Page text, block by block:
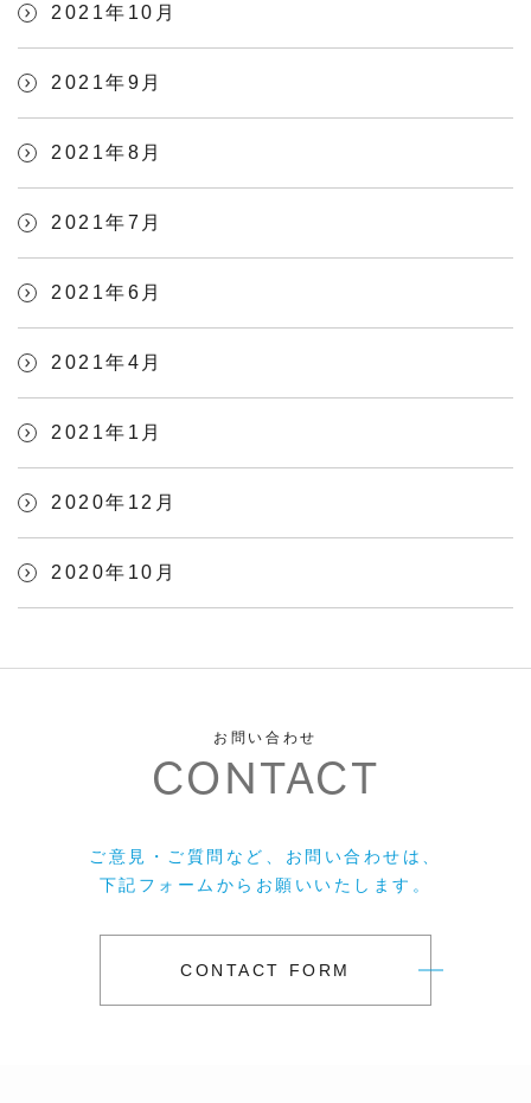
2021年10月
2021年9月
2021年8月
2021年7月
2021年6月
2021年4月
2021年1月
2020年12月
2020年10月
お問い合わせ
CONTACT
ご意見・ご質問など、お問い合わせは、
下記フォームからお願いいたします。
CONTACT FORM